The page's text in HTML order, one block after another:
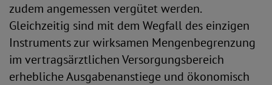
zudem angemessen vergütet werden.
Gleichzeitig sind mit dem Wegfall des einzigen
Instruments zur wirksamen Mengenbegrenzung
im vertragsärztlichen Versorgungsbereich
erhebliche Ausgabenanstiege und ökonomisch